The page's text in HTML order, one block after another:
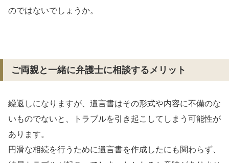
のではないでしょうか。
ご両親と一緒に弁護士に相談するメリット
繰返しになりますが、遺言書はその形式や内容に不備のな
いものでないと、トラブルを引き起こしてしまう可能性が
あります。
円滑な相続を行うために遺言書を作成したにも関わらず、